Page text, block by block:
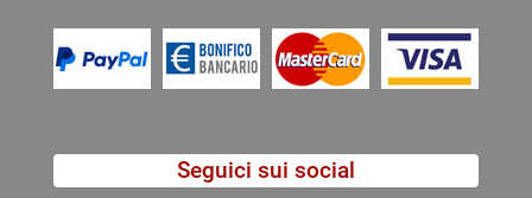
Seguici sui social